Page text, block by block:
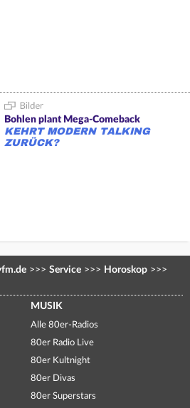
Bohlen plant Mega-Comeback
KEHRT MODERN TALKING
ZURÜCK?
>>> Service >>> Horoskop >>>
MUSIK
Alle 80er-Radios
80er Radio Live
80er Kultnight
80er Divas
80er Superstars